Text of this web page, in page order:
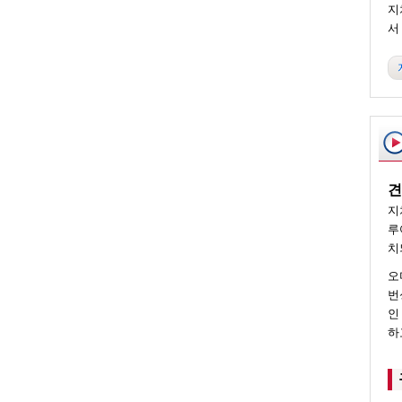
서
하